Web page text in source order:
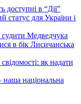
доступні в “Дії”
статус для України і
Медведчука
в бік Лисичанська
як надати
національна